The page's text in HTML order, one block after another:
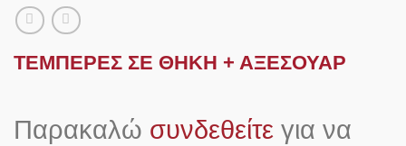
ΤΕΜΠΕΡΕΣ ΣΕ ΘΗΚΗ + ΑΞΕΣΟΥΑΡ
Παρακαλώ συνδεθείτε για να